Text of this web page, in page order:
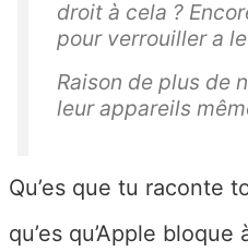
droit à cela ?
pour verrouiller a
Raison de plus de
leur appareils
Qu’es que tu raconte
qu’es qu’Apple